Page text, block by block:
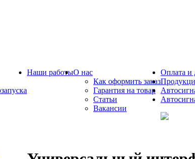
Наши работыО нас
Как оформить заказ
Гарантия на товар
Статьи
Вакансии
Оплата и